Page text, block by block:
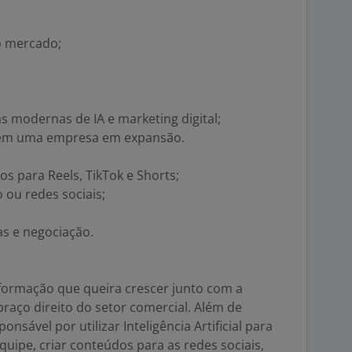
mercado;
modernas de IA e marketing digital;
uma empresa em expansão.
para Reels, TikTok e Shorts;
redes sociais;
e negociação.
que queira crescer junto com a
direito do setor comercial. Além de
por utilizar Inteligência Artificial para
criar conteúdos para as redes sociais,